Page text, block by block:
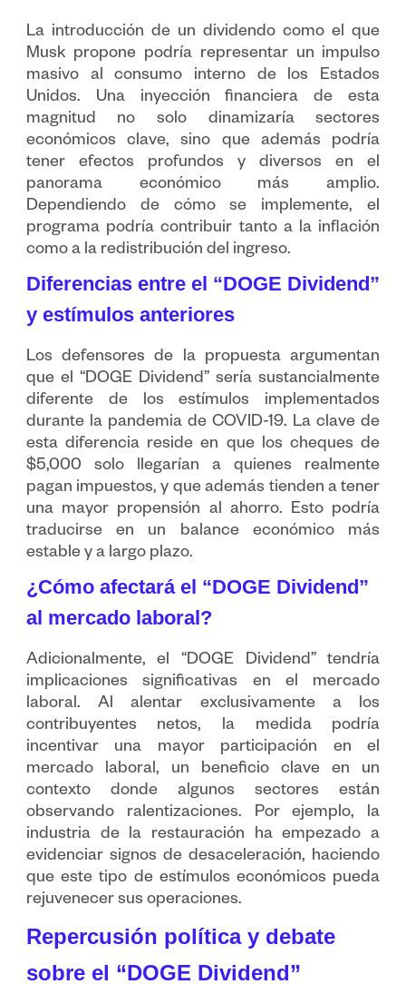
La introducción de un dividendo como el que
Musk propone podría representar un impulso
masivo al consumo interno de los Estados
Unidos. Una inyección financiera de esta
magnitud no solo dinamizaría sectores
económicos clave, sino que además podría
tener efectos profundos y diversos en el
panorama económico más amplio.
Dependiendo de cómo se implemente, el
programa podría contribuir tanto a la inflación
como a la redistribución del ingreso.
Diferencias entre el “DOGE Dividend”
y estímulos anteriores
Los defensores de la propuesta argumentan
que el “DOGE Dividend” sería sustancialmente
diferente de los estímulos implementados
durante la pandemia de COVID-19. La clave de
esta diferencia reside en que los cheques de
$5,000 solo llegarían a quienes realmente
pagan impuestos, y que además tienden a tener
una mayor propensión al ahorro. Esto podría
traducirse en un balance económico más
estable y a largo plazo.
¿Cómo afectará el “DOGE Dividend”
al mercado laboral?
Adicionalmente, el “DOGE Dividend” tendría
implicaciones significativas en el mercado
laboral. Al alentar exclusivamente a los
contribuyentes netos, la medida podría
incentivar una mayor participación en el
mercado laboral, un beneficio clave en un
contexto donde algunos sectores están
observando ralentizaciones. Por ejemplo, la
industria de la restauración ha empezado a
evidenciar signos de desaceleración, haciendo
que este tipo de estímulos económicos pueda
rejuvenecer sus operaciones.
Repercusión política y debate
sobre el “DOGE Dividend”